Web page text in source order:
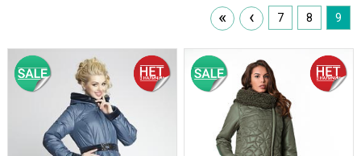
«
‹ 7 8 9